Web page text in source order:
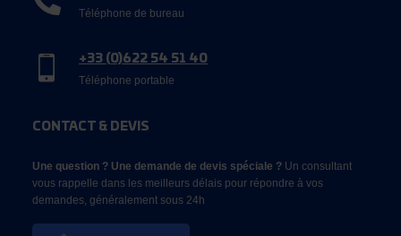
Téléphone de bureau
+33 (0)622 54 51 40
Téléphone portable
CONTACT & DEVIS
Une question ? Une demande de devis spéciale ? Un consultant
vous rappelle dans les meilleurs délais pour répondre à vos
demandes, généralement sous 24h